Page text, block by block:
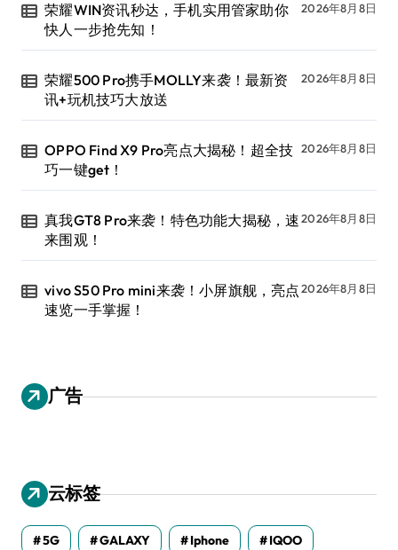
荣耀WIN资讯秒达，手机实用管家助你
快人一步抢先知！
2026年8月8日
荣耀500 Pro携手MOLLY来袭！最新资
讯+玩机技巧大放送
2026年8月8日
OPPO Find X9 Pro亮点大揭秘！超全技
巧一键get！
2026年8月8日
真我GT8 Pro来袭！特色功能大揭秘，速
来围观！
2026年8月8日
vivo S50 Pro mini来袭！小屏旗舰，亮点
速览一手掌握！
2026年8月8日
广告
云标签
5G GALAXY Iphone IQOO